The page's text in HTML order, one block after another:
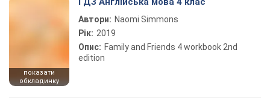
показати
обкладинку
Автори: Naomi Simmons
Рік: 2019
Опис: Family and Friends 4 workbook 2nd
edition